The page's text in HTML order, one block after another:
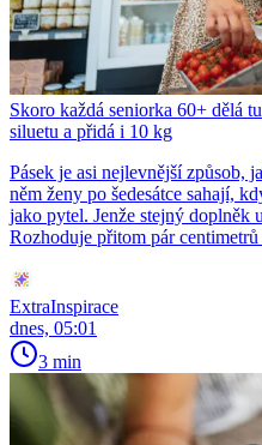
Skoro každá seniorka 60+ dělá
siluetu a přidá i 10 kg
Pásek je asi nejlevnější způsob,
něm ženy po šedesátce sahají,
jako pytel. Jenže stejný doplněk
Rozhoduje přitom pár
ExtraInspirace
dnes, 05:01
3 min